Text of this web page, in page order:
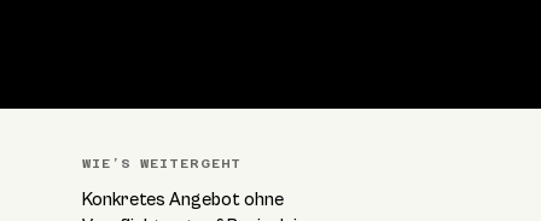
WIE’S WEITERGEHT
Konkretes Angebot ohne